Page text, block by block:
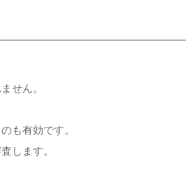
せん。
も有効です。
します。